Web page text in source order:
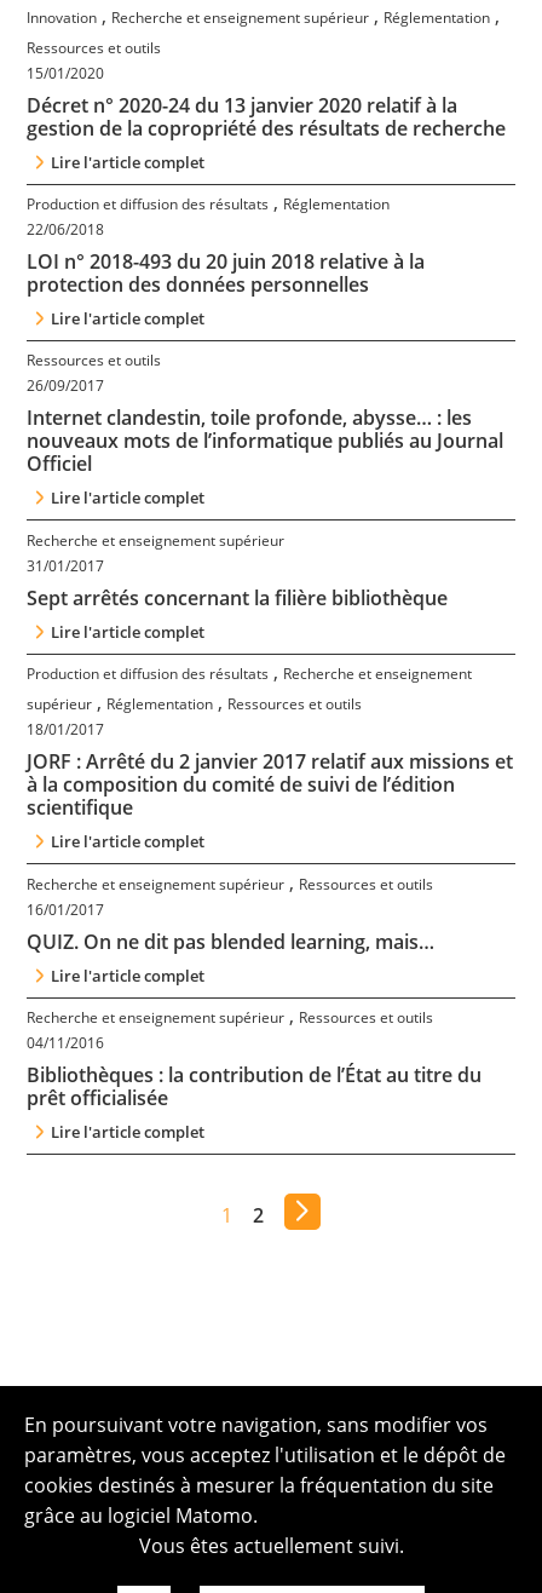
Innovation , Recherche et enseignement supérieur , Réglementation ,
Ressources et outils
15/01/2020
Décret n° 2020-24 du 13 janvier 2020 relatif à la
gestion de la copropriété des résultats de recherche
Lire l'article complet
Production et diffusion des résultats , Réglementation
22/06/2018
LOI n° 2018-493 du 20 juin 2018 relative à la
protection des données personnelles
Lire l'article complet
Ressources et outils
26/09/2017
Internet clandestin, toile profonde, abysse… : les
nouveaux mots de l’informatique publiés au Journal
Officiel
Lire l'article complet
Recherche et enseignement supérieur
31/01/2017
Sept arrêtés concernant la filière bibliothèque
Lire l'article complet
Production et diffusion des résultats , Recherche et enseignement
supérieur , Réglementation , Ressources et outils
18/01/2017
JORF : Arrêté du 2 janvier 2017 relatif aux missions et
à la composition du comité de suivi de l’édition
scientifique
Lire l'article complet
Recherche et enseignement supérieur , Ressources et outils
16/01/2017
QUIZ. On ne dit pas blended learning, mais…
Lire l'article complet
Recherche et enseignement supérieur , Ressources et outils
04/11/2016
Bibliothèques : la contribution de l’État au titre du
prêt officialisée
Lire l'article complet
1 2
En poursuivant votre navigation, sans modifier vos
paramètres, vous acceptez l'utilisation et le dépôt de
cookies destinés à mesurer la fréquentation du site
grâce au logiciel Matomo.
Vous êtes actuellement suivi.